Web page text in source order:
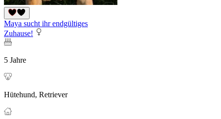
Maya sucht ihr endgültiges
Zuhause!
5 Jahre
Hütehund, Retriever